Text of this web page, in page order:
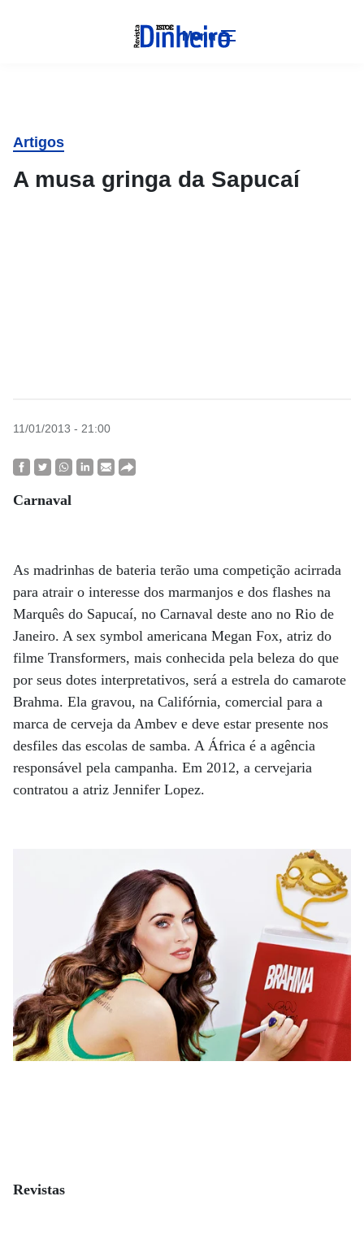
Menu
Artigos
A musa gringa da Sapucaí
11/01/2013 - 21:00
Carnaval
As madrinhas de bateria terão uma competição acirrada
para atrair o interesse dos marmanjos e dos flashes na
Marquês do Sapucaí, no Carnaval deste ano no Rio de
Janeiro. A sex symbol americana Megan Fox, atriz do
filme Transformers, mais conhecida pela beleza do que
por seus dotes interpretativos, será a estrela do camarote
Brahma. Ela gravou, na Califórnia, comercial para a
marca de cerveja da Ambev e deve estar presente nos
desfiles das escolas de samba. A África é a agência
responsável pela campanha. Em 2012, a cervejaria
contratou a atriz Jennifer Lopez.
Revistas